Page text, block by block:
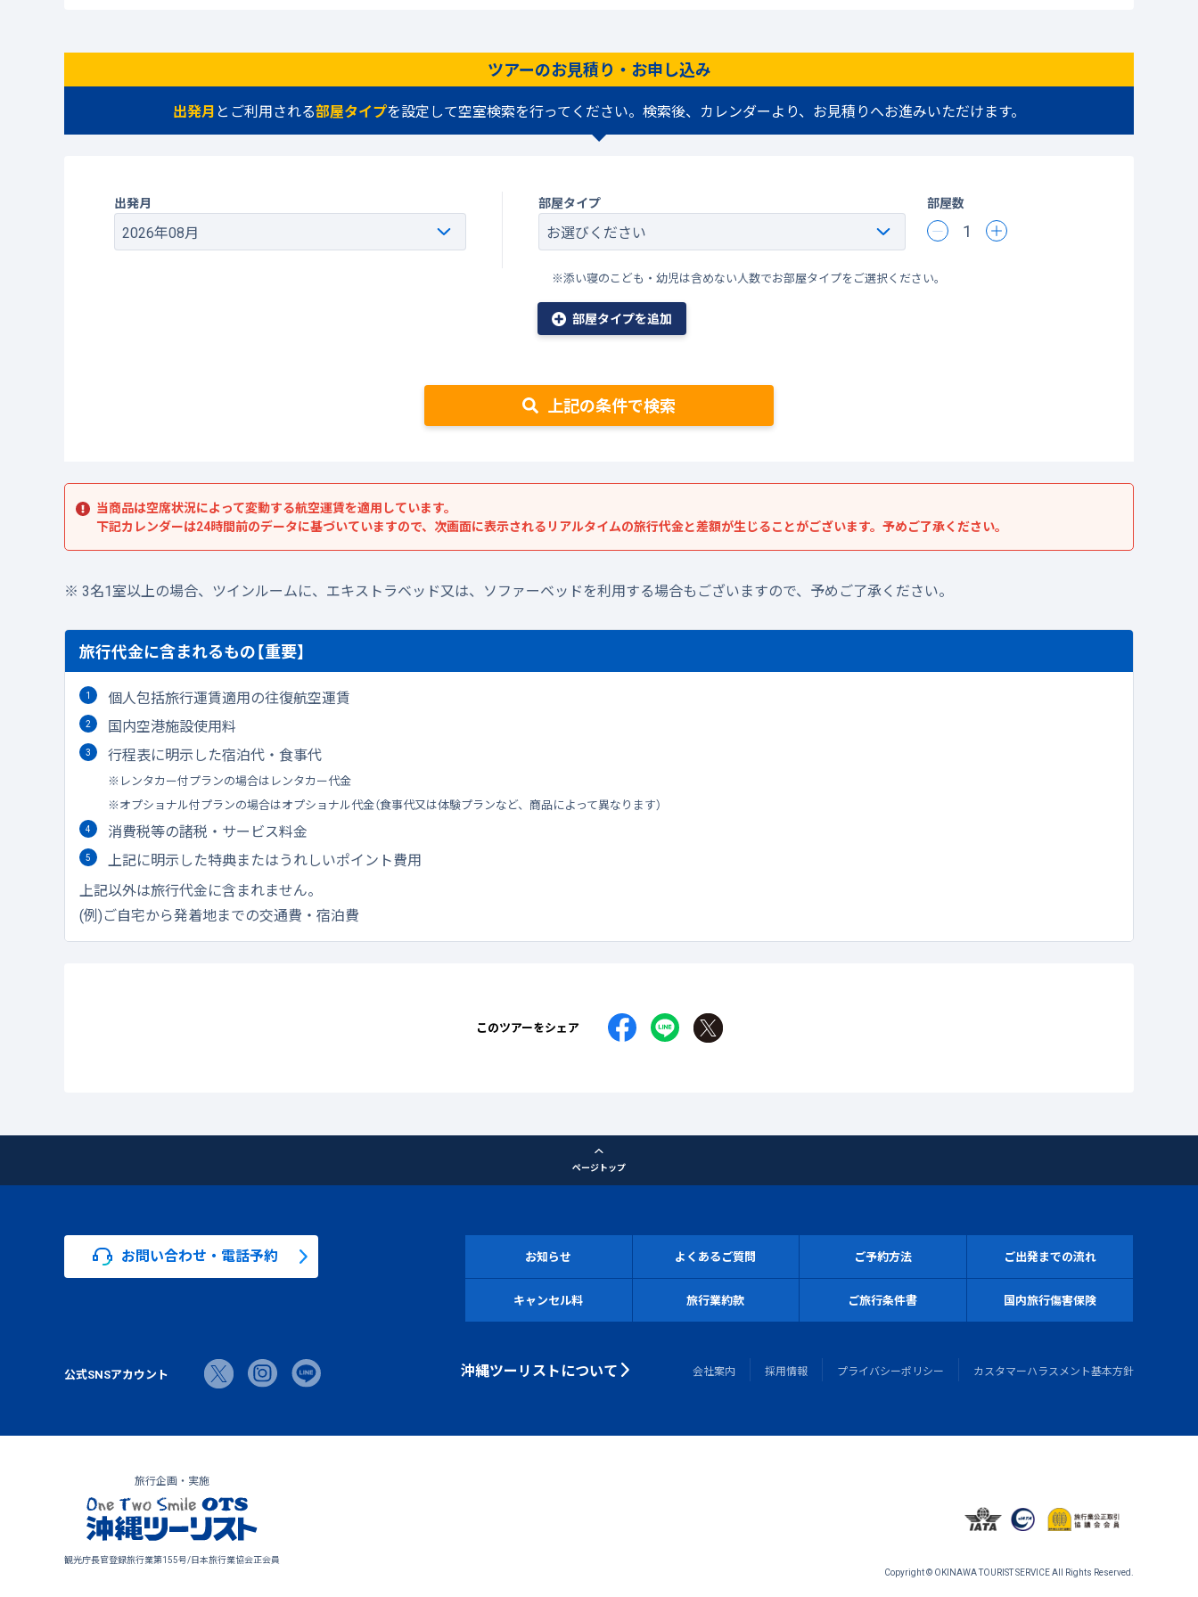
ツアーのお見積り・お申し込み
出発月 とご利用される部屋タイプを設定して空室検索を行ってください。検索後、カレンダーより、お見積りへお進みいただけます。
出発月 部屋タイプ 部屋数
1
※添い寝のこども・幼児は含めない人数でお部屋タイプをご選択ください。
部屋タイプを追加
上記の条件で検索
当商品は空席状況によって変動する航空運賃を適用しています。
下記カレンダーは24時間前のデータに基づいていますので、次画面に表示されるリアルタイムの旅行代金と差額が生じることがございます。予めご了承ください。
3名1室以上の場合、ツインルームに、エキストラベッド又は、ソファーベッドを利用する場合もございますので、予めご了承ください。
旅行代金に含まれるもの【重要】
個人包括旅行運賃適用の往復航空運賃
国内空港施設使用料
行程表に明示した宿泊代・食事代
レンタカー付プランの場合はレンタカー代金
オプショナル付プランの場合はオプショナル代金（食事代又は体験プランなど、商品によって異なります）
消費税等の諸税・サービス料金
上記に明示した特典またはうれしいポイント費用
上記以外は旅行代金に含まれません。
(例)ご自宅から発着地までの交通費・宿泊費
このツアーをシェア
ページトップ
お問い合わせ・電話予約 お知らせ よくあるご質問 ご予約方法 ご出発までの流れ
キャンセル料 旅行業約款 ご旅行条件書 国内旅行傷害保険
公式SNSアカウント 沖縄ツーリストについて 会社案内 採用情報 プライバシーポリシー カスタマーハラスメント基本方針
旅行企画・実施
観光庁長官登録旅行業第155号/日本旅行業協会正会員
Copyright © OKINAWA TOURIST SERVICE All Rights Reserved.